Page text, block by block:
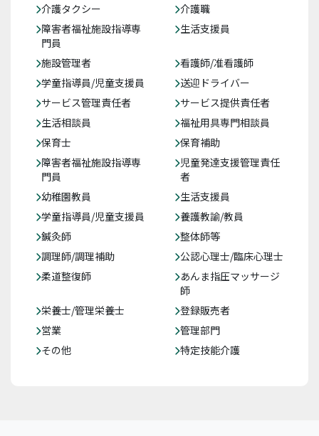
介護タクシー
介護職
障害者福祉施設指導専
門員
生活支援員
施設管理者
看護師/准看護師
学童指導員/児童支援員
送迎ドライバー
サービス管理責任者
サービス提供責任者
生活相談員
福祉用具専門相談員
保育士
保育補助
障害者福祉施設指導専
門員
児童発達支援管理責任
者
幼稚園教員
生活支援員
学童指導員/児童支援員
養護教諭/教員
鍼灸師
整体師等
調理師/調理補助
公認心理士/臨床心理士
柔道整復師
あんま指圧マッサージ
師
栄養士/管理栄養士
登録販売者
営業
管理部門
その他
特定技能介護